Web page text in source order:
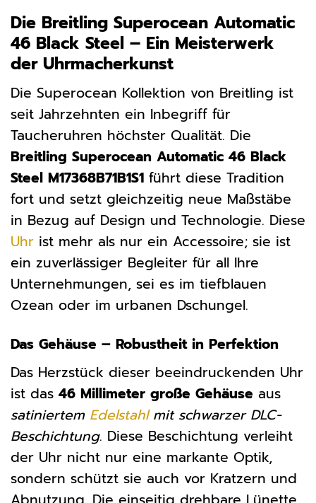
Die Breitling Superocean Automatic
46 Black Steel – Ein Meisterwerk
der Uhrmacherkunst
Die Superocean Kollektion von Breitling ist
seit Jahrzehnten ein Inbegriff für
Taucheruhren höchster Qualität. Die
Breitling Superocean Automatic 46 Black
Steel M17368B71B1S1 führt diese Tradition
fort und setzt gleichzeitig neue Maßstäbe
in Bezug auf Design und Technologie. Diese
Uhr ist mehr als nur ein Accessoire; sie ist
ein zuverlässiger Begleiter für all Ihre
Unternehmungen, sei es im tiefblauen
Ozean oder im urbanen Dschungel.
Das Gehäuse – Robustheit in Perfektion
Das Herzstück dieser beeindruckenden Uhr
ist das 46 Millimeter große Gehäuse aus
satiniertem Edelstahlmit schwarzer DLC-
Beschichtung. Diese Beschichtung verleiht
der Uhr nicht nur eine markante Optik,
sondern schützt sie auch vor Kratzern und